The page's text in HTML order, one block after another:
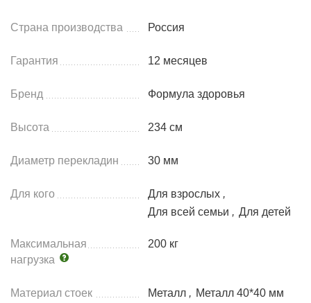
Страна производства Россия
Гарантия 12 месяцев
Бренд Формула здоровья
Высота 234 см
Диаметр перекладин 30 мм
Для кого Для взрослых ,
Для всей семьи , Для детей
Максимальная
нагрузка
200 кг
Материал стоек Металл , Металл 40*40 мм